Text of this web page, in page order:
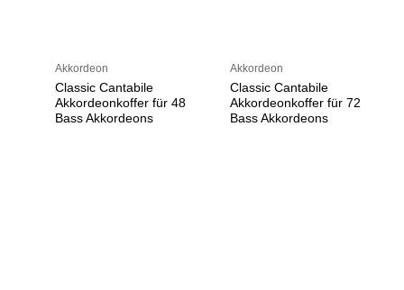
Akkordeon
Classic Cantabile
Akkordeonkoffer für 48
Bass Akkordeons
Akkordeon
Classic Cantabile
Akkordeonkoffer für 72
Bass Akkordeons